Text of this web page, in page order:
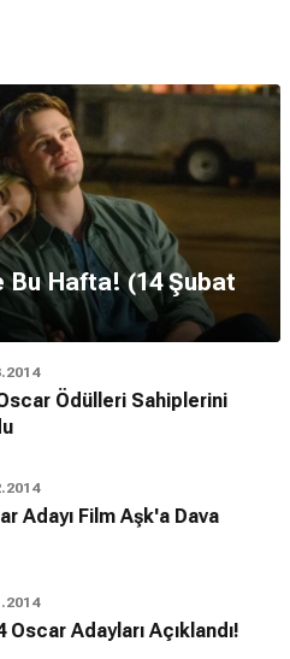
Bu Hafta! (14 Şubat
Ödülleri Sahiplerini
Adayı Film Aşk'a Dava
Oscar Adayları Açıklandı!